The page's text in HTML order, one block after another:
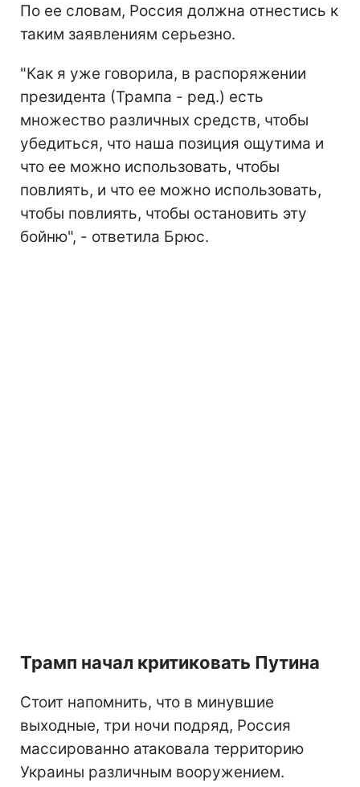
По ее словам, Россия должна отнестись к
таким заявлениям серьезно.
"Как я уже говорила, в распоряжении
президента (Трампа - ред.) есть
множество различных средств, чтобы
убедиться, что наша позиция ощутима и
что ее можно использовать, чтобы
повлиять, и что ее можно использовать,
чтобы повлиять, чтобы остановить эту
бойню", - ответила Брюс.
Трамп начал критиковать Путина
Стоит напомнить, что в минувшие
выходные, три ночи подряд, Россия
массированно атаковала территорию
Украины различным вооружением.